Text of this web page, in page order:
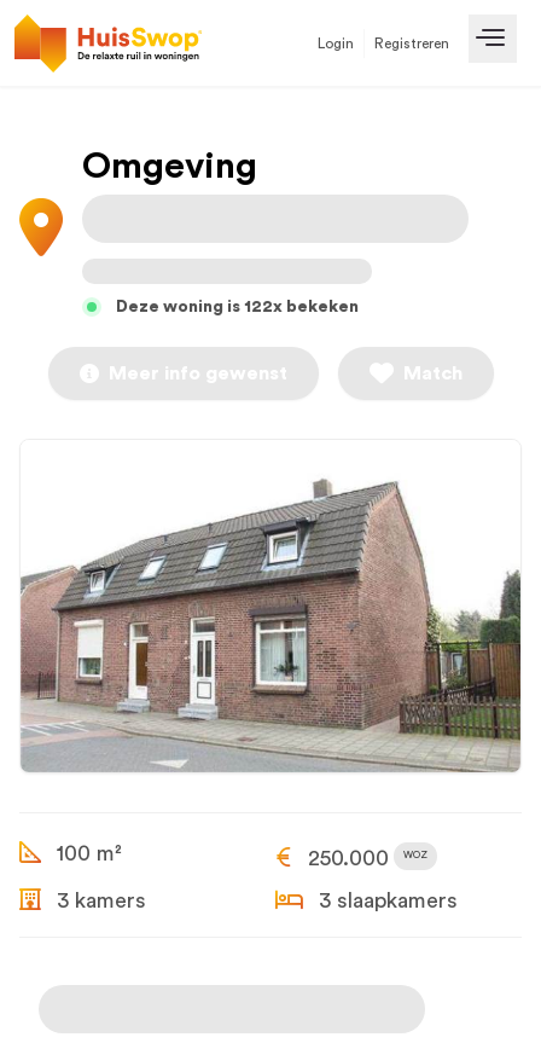
Login Registreren
Omgeving
Deze woning is 122x bekeken
Meer info gewenst Match
100 m² 250.000 WOZ
3 kamers 3 slaapkamers